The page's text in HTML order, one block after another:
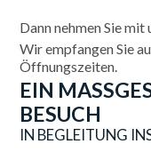
Dann nehmen Sie
Wir empfangen Sie
Öffnungszeiten.
EIN
BESUCH
IN BEGLEITUNG